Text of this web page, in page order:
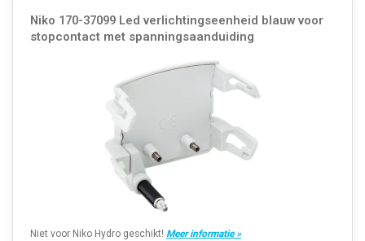
Niko 170-37099 Led verlichtingseenheid blauw voor
stopcontact met spanningsaanduiding
Niet voor Niko Hydro geschikt! Meer informatie »